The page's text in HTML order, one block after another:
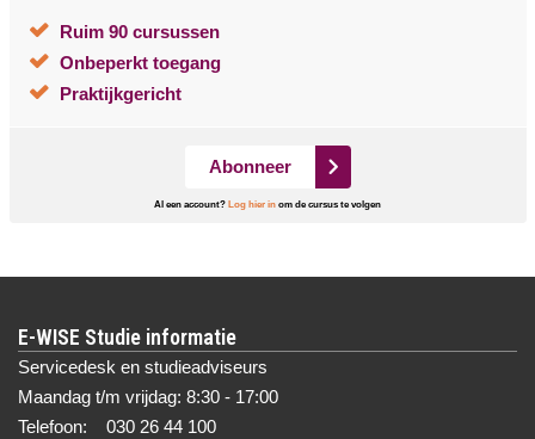
Ruim 90 cursussen
Onbeperkt toegang
Praktijkgericht
Abonneer
Al een account? Log hier in om de cursus te volgen
E-WISE Studie informatie
Servicedesk en studieadviseurs
Maandag t/m vrijdag: 8:30 - 17:00
Telefoon: 030 26 44 100